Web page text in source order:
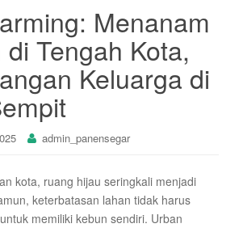
Menanam
Tengah Kota,
Keluarga di
admin_panensegar
kota, ruang hijau seringkali menjadi
keterbatasan lahan tidak harus
memiliki kebun sendiri. Urban